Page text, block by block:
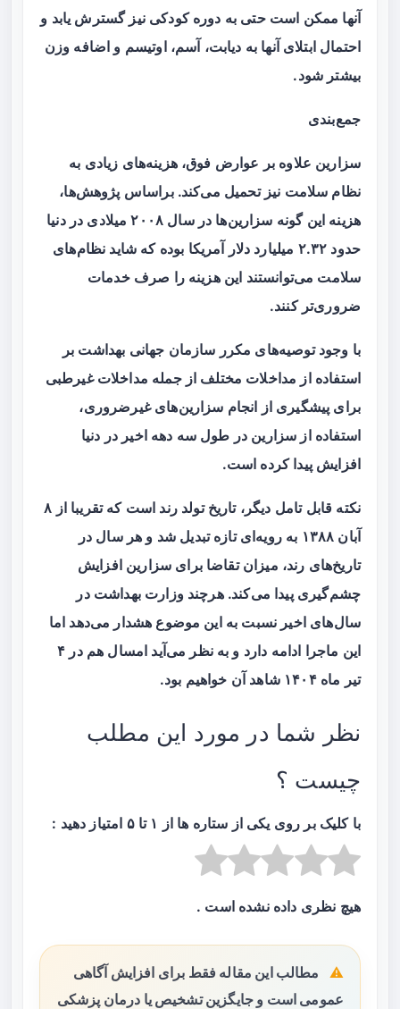
آنها ممکن است حتی به دوره کودکی نیز گسترش یابد و
احتمال ابتلای آنها به دیابت، آسم، اوتیسم و اضافه وزن
بیشتر شود.
جمع‌بندی
سزارین علاوه بر عوارض فوق، هزینه‌های زیادی به
نظام سلامت نیز تحمیل می‌کند. براساس پژوهش‌ها،
هزینه این گونه سزارین‌ها در سال ۲۰۰۸ میلادی در دنیا
حدود ۲.۳۲ میلیارد دلار آمریکا بوده که شاید نظام‌های
سلامت می‌توانستند این هزینه را صرف خدمات
ضروری‌تر کنند.
با وجود توصیه‌های مکرر سازمان جهانی بهداشت بر
استفاده از مداخلات مختلف از جمله مداخلات غیرطبی
برای پیشگیری از انجام سزارین‌های غیرضروری،
استفاده از سزارین در طول سه دهه اخیر در دنیا
افزایش پیدا کرده است.
نکته قابل تامل دیگر، تاریخ تولد رند است که تقریبا از ۸
آبان ۱۳۸۸ به رویه‌ای تازه تبدیل شد و هر سال در
تاریخ‌های رند، میزان تقاضا برای سزارین افزایش
چشم‌گیری پیدا می‌کند. هرچند وزارت بهداشت در
سال‌های اخیر نسبت به این موضوع هشدار می‌دهد اما
این ماجرا ادامه دارد و به نظر می‌آید امسال هم در ۴
تیر ماه ۱۴۰۴ شاهد آن خواهیم بود.
نظر شما در مورد این مطلب
چیست ؟
با کلیک بر روی یکی از ستاره ها از ۱ تا ۵ امتیاز دهید :
هیچ نظری داده نشده است .
مطالب این مقاله فقط برای افزایش آگاهی
عمومی است و جایگزین تشخیص یا درمان پزشکی